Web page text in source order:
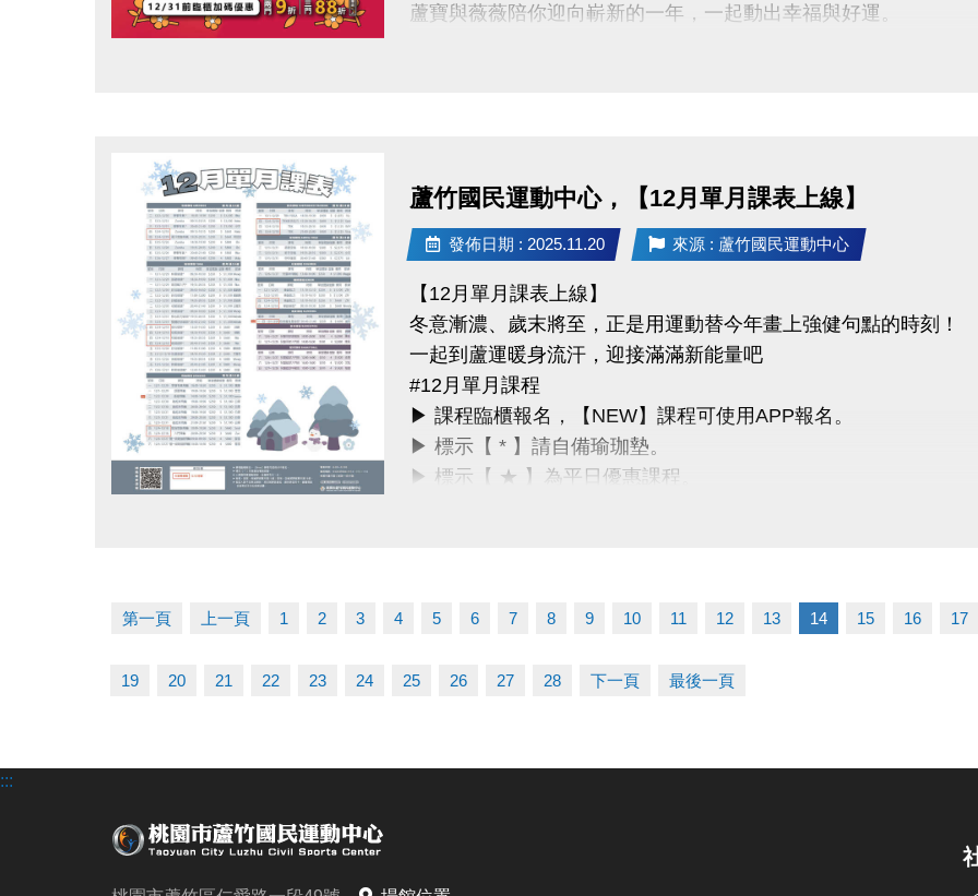
蘆寶與薇薇陪你迎向嶄新的一年，一起動出幸福與好運。
【原班學員定義】
詳細課程與報名方式，請洽現場櫃檯或來電詢問。
課務部：03-2639066 #115
桃園市蘆竹國民運動中心
所有資訊以中心公告為主，感謝您的支持與陪伴。
祝大家 2026 開運動起、好事連連！
蘆竹國民運動中心，【12月單月課表上線】
發佈日期 : 2025.11.20 來源 : 蘆竹國民運動中心
【12月單月課表上線】
冬意漸濃、歲末將至，正是用運動替今年畫上強健句點的時刻！
一起到蘆運暖身流汗，迎接滿滿新能量吧
#12月單月課程
▶ 課程臨櫃報名，【NEW】課程可使用APP報名。
▶ 標示【 * 】請自備瑜珈墊。
▶ 標示【 ★ 】為平日優惠課程。
課務部：03-2639066 #115
第一頁 上一頁 1 2 3 4 5 6 7 8 9 10 11 12 13 14 15 16
17
19 20 21 22 23 24 25 26 27 28 下一頁 最後一頁
:::